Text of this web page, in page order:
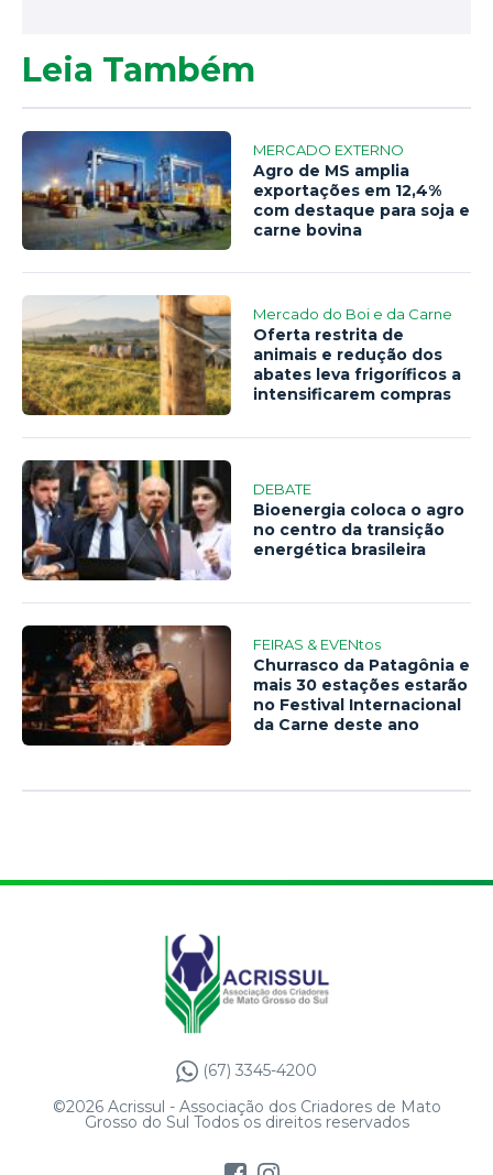
Leia Também
MERCADO EXTERNO
Agro de MS amplia
exportações em 12,4%
com destaque para soja e
carne bovina
Mercado do Boi e da Carne
Oferta restrita de
animais e redução dos
abates leva frigoríficos a
intensificarem compras
DEBATE
Bioenergia coloca o agro
no centro da transição
energética brasileira
FEIRAS & EVENtos
Churrasco da Patagônia e
mais 30 estações estarão
no Festival Internacional
da Carne deste ano
(67) 3345-4200
©2026 Acrissul - Associação dos Criadores de Mato
Grosso do Sul Todos os direitos reservados